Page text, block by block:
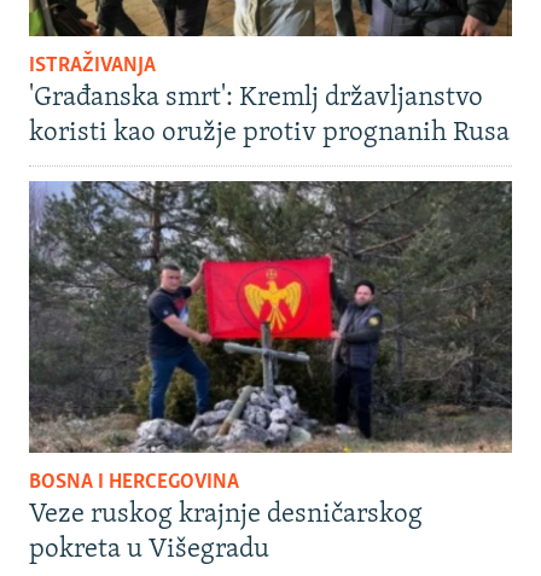
ISTRAŽIVANJA
'Građanska smrt': Kremlj državljanstvo
koristi kao oružje protiv prognanih Rusa
BOSNA I HERCEGOVINA
Veze ruskog krajnje desničarskog
pokreta u Višegradu